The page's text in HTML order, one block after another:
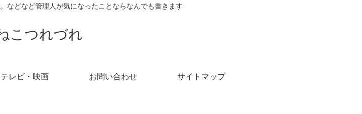
などなど管理人が気になったことならなんでも書きます
こつれづれ
テレビ・映画 お問い合わせ サイトマップ